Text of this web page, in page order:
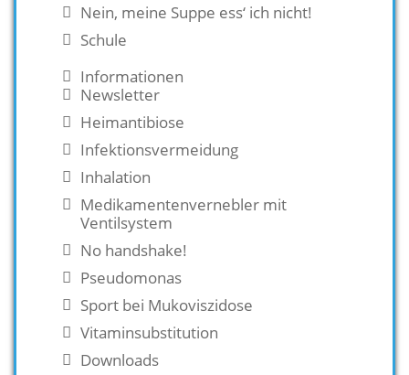
Nein, meine Suppe ess‘ ich nicht!
Schule
Informationen
Newsletter
Heimantibiose
Infektionsvermeidung
Inhalation
Medikamentenvernebler mit
Ventilsystem
No handshake!
Pseudomonas
Sport bei Mukoviszidose
Vitaminsubstitution
Downloads